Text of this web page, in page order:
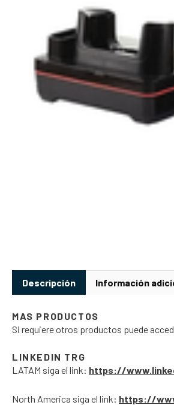
Descripción Información
MAS PRODUCTOS
Si requiere otros productos puede
LINKEDIN TRG
LATAM siga el link: https://
North America siga el link: https://